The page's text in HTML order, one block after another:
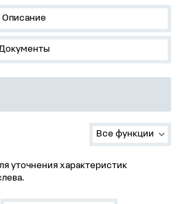
Описание
Все функции
уточнения характеристик